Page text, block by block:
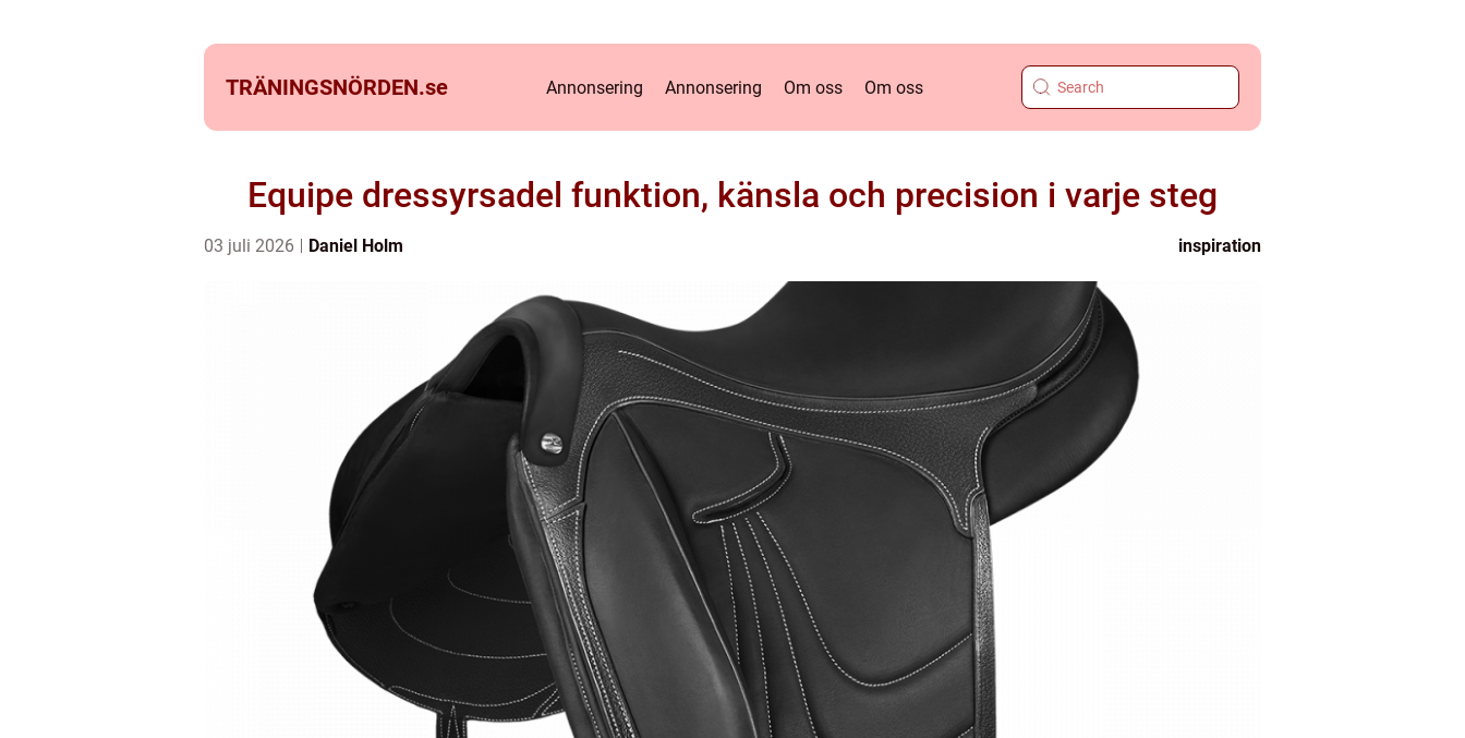
TRÄNINGSNÖRDEN.se Annonsering Annonsering Om oss Om oss
Equipe dressyrsadel funktion, känsla och precision i varje steg
03 juli 2026 Daniel Holm inspiration